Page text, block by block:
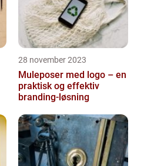
28 november 2023
Muleposer med logo – en
praktisk og effektiv
branding-løsning